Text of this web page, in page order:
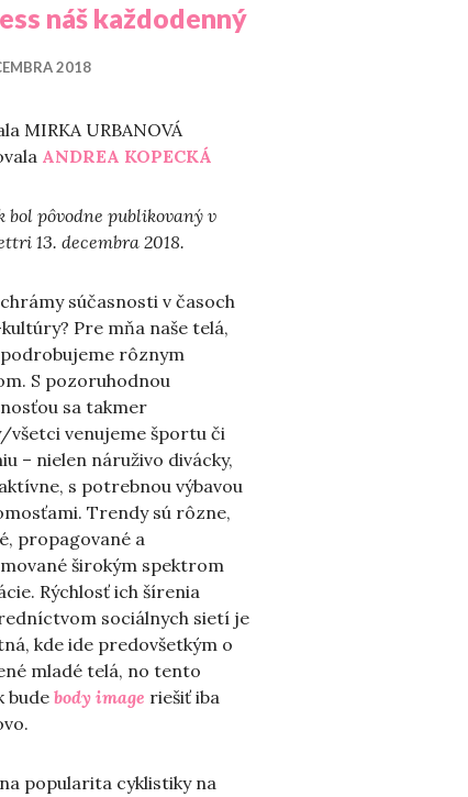
náš každodenný
2018
MIRKA URBANOVÁ
ANDREA KOPECKÁ
bol pôvodne publikovaný v
13. decembra 2018.
súčasnosti v časoch
Pre mňa naše telá,
rôznym
S pozoruhodnou
sa takmer
všetci venujeme športu či
– nielen náruživo divácky,
s potrebnou výbavou
Trendy sú rôzne,
propagované a
širokým spektrom
Rýchlosť ich šírenia
sociálnych sietí je
kde ide predovšetkým o
mladé telá, no tento
budebody image riešiť iba
popularita cyklistiky na